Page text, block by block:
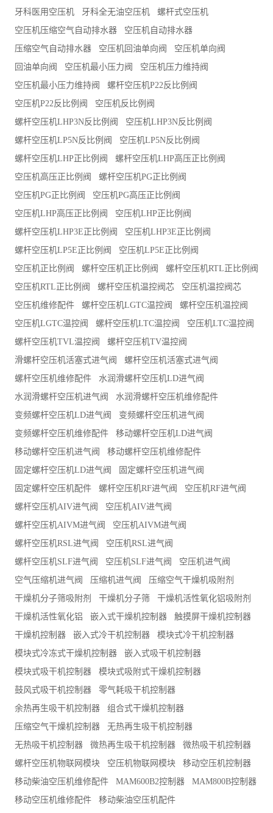
牙科医用空压机 牙科全无油空压机
螺杆式空压机
空压机压缩空气自动排水器
空压机自动排水器
压缩空气自动排水器
空压机回油单向阀
空压机单向阀
回油单向阀
空压机最小压力阀
空压机压力维持阀
空压机最小压力维持阀
螺杆空压机P22反比例阀
空压机P22反比例阀
空压机反比例阀
螺杆空压机LHP3N反比例阀
空压机LHP3N反比例阀
螺杆空压机LP5N反比例阀
空压机LP5N反比例阀
螺杆空压机LHP正比例阀
螺杆空压机LHP高压正比例阀
空压机高压正比例阀
螺杆空压机PG正比例阀
空压机PG正比例阀
空压机PG高压正比例阀
空压机LHP高压正比例阀
空压机LHP正比例阀
螺杆空压机LHP3E正比例阀
空压机LHP3E正比例阀
螺杆空压机LP5E正比例阀
空压机LP5E正比例阀
空压机正比例阀
螺杆空压机正比例阀
螺杆空压机RTL正比例阀
空压机RTL正比例阀
螺杆空压机温控阀芯
空压机温控阀芯
空压机维修配件
螺杆空压机LGTC温控阀
螺杆空压机温控阀
空压机LGTC温控阀
螺杆空压机LTC温控阀
空压机LTC温控阀
螺杆空压机TVL温控阀
螺杆空压机TV温控阀
滑螺杆空压机活塞式进气阀
螺杆空压机活塞式进气阀
螺杆空压机维修配件
水润滑螺杆空压机LD进气阀
水润滑螺杆空压机进气阀
水润滑螺杆空压机维修配件
变频螺杆空压机LD进气阀
变频螺杆空压机进气阀
变频螺杆空压机维修配件
移动螺杆空压机LD进气阀
移动螺杆空压机进气阀
移动螺杆空压机维修配件
固定螺杆空压机LD进气阀
固定螺杆空压机进气阀
固定螺杆空压机配件
螺杆空压机RF进气阀
空压机RF进气阀
螺杆空压机AIV进气阀
空压机AIV进气阀
螺杆空压机AIVM进气阀
空压机AIVM进气阀
螺杆空压机RSL进气阀
空压机RSL进气阀
螺杆空压机SLF进气阀
空压机SLF进气阀
空压机进气阀
空气压缩机进气阀
压缩机进气阀
压缩空气干燥机吸附剂
干燥机分子筛吸附剂
干燥机分子筛
干燥机活性氧化铝吸附剂
干燥机活性氧化铝
嵌入式干燥机控制器
触摸屏干燥机控制器
干燥机控制器
嵌入式冷干机控制器
模块式冷干机控制器
模块式冷冻式干燥机控制器
嵌入式吸干机控制器
模块式吸干机控制器
模块式吸附式干燥机控制器
鼓风式吸干机控制器
零气耗吸干机控制器
余热再生吸干机控制器
组合式干燥机控制器
压缩空气干燥机控制器
无热再生吸干机控制器
无热吸干机控制器
微热再生吸干机控制器
微热吸干机控制器
螺杆空压机物联网模块
空压机物联网模块
移动空压机控制器
移动柴油空压机维修配件
MAM600B2控制器
MAM800B控制器
移动空压机维修配件
移动柴油空压机配件